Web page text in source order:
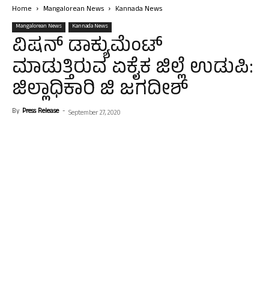
Home Mangalorean News Kannada News
Mangalorean News Kannada News
ವಿಷನ್ ಡಾಕ್ಯುಮೆಂಟ್
ಮಾಡುತ್ತಿರುವ ಏಕೈಕ ಜಿಲ್ಲೆ ಉಡುಪಿ:
ಜಿಲ್ಲಾಧಿಕಾರಿ ಜಿ ಜಗದೀಶ್
By Press Release - September 27, 2020